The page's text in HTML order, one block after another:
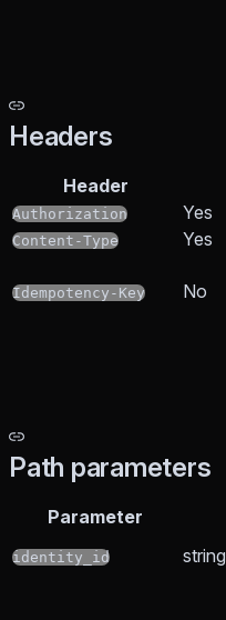
Headers
Header
Authorization Yes
Content-Type
Yes
Idempotency-Key No
Path parameters
Parameter
identity_id string